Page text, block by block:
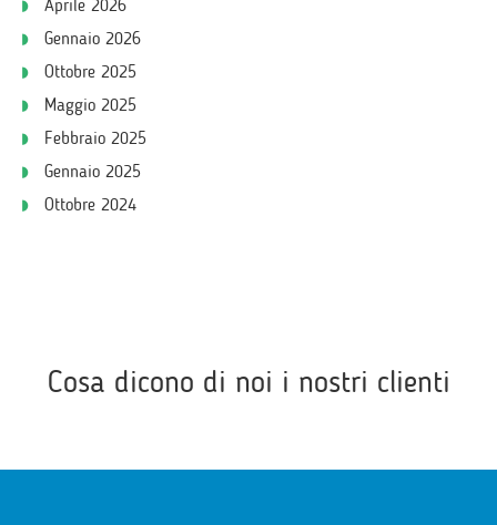
Aprile 2026
Gennaio 2026
Ottobre 2025
Maggio 2025
Febbraio 2025
Gennaio 2025
Ottobre 2024
Cosa dicono di noi i nostri clienti